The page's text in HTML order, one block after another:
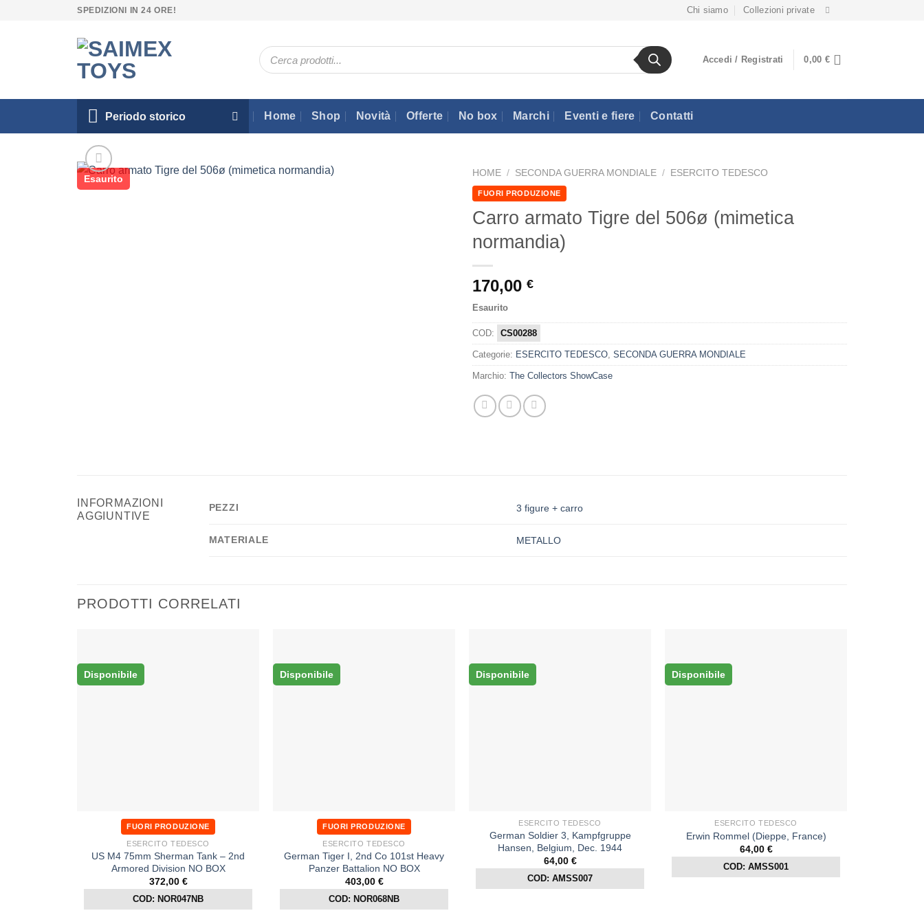
SPEDIZIONI IN 24 ORE! Chi siamo Collezioni private
Ricerca
prodotti
Accedi / Registrati 0,00 €
Periodo storico Home Shop Novità Offerte No box Marchi Eventi e fiere Contatti
Esaurito
HOME / SECONDA GUERRA MONDIALE / ESERCITO TEDESCO
FUORI PRODUZIONE
Carro armato Tigre del 506ø (mimetica
normandia)
170,00 €
Esaurito
COD: CS00288
Categorie: ESERCITO TEDESCO SECONDA GUERRA MONDIALE
Marchio: The Collectors ShowCase
INFORMAZIONI
AGGIUNTIVE
PEZZI 3 figure + carro
MATERIALE METALLO
PRODOTTI CORRELATI
Disponibile
FUORI PRODUZIONE
ESERCITO TEDESCO
US M4 75mm Sherman Tank – 2nd
Armored Division NO BOX
372,00 €
COD: NOR047NB
Disponibile
FUORI PRODUZIONE
ESERCITO TEDESCO
German Tiger I, 2nd Co 101st Heavy
Panzer Battalion NO BOX
403,00 €
COD: NOR068NB
Disponibile
ESERCITO TEDESCO
German Soldier 3, Kampfgruppe
Hansen, Belgium, Dec. 1944
64,00 €
COD: AMSS007
Disponibile
ESERCITO TEDESCO
Erwin Rommel (Dieppe, France)
64,00 €
COD: AMSS001